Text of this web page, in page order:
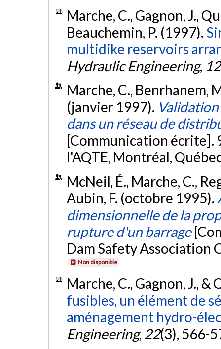
Marche, C., Gagnon, J.,
Beauchemin, P. (1997).
multidike reservoirs
Hydraulic Engineering,
Marche, C., Benrhanem,
(janvier 1997).
dans un réseau de
[Communication écrite].
l'AQTE, Montréal,
McNeil, É., Marche, C.,
Aubin, F. (octobre 1995).
dimensionnelle de la
rupture d'un barrage
Dam Safety Association
Non disponible
Marche, C., Gagnon, J., &
fusibles, un élément de
aménagement hydro-
Engineering, 22(3), 566-